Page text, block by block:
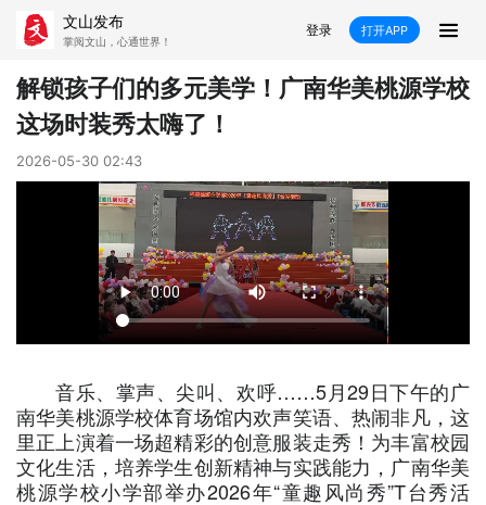
文山发布
掌阅文山，心通世界！
登录 打开APP
新闻
飞卡阅读 推荐
媒体看文山 直播 时事 专题
社会
商务
县市
文山市 砚山县 西畴县 麻栗坡县
马关县 丘北县 广南县 富宁县
视听
解锁孩子们的多元美学！广南华美桃源学校
这场时装秀太嗨了！
2026-05-30 02:43
音乐、掌声、尖叫、欢呼……5月29日下午的广
南华美桃源学校体育场馆内欢声笑语、热闹非凡，这
里正上演着一场超精彩的创意服装走秀！为丰富校园
文化生活，培养学生创新精神与实践能力，广南华美
桃源学校小学部举办2026年“童趣风尚秀”T台秀活